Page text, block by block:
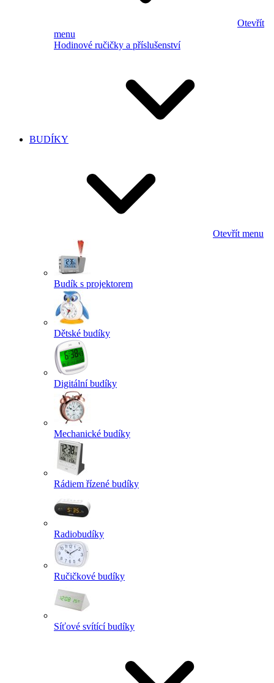
Otevřít
menu
Hodinové ručičky a příslušenství
BUDÍKY
Otevřít menu
Budík s projektorem
Dětské budíky
Digitální budíky
Mechanické budíky
Rádiem řízené budíky
Radiobudíky
Ručičkové budíky
Síťové svítící budíky